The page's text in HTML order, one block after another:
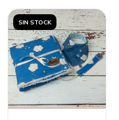
SIN STOCK